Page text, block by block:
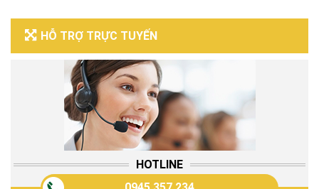
HỖ TRỢ TRỰC TUYẾN
HOTLINE